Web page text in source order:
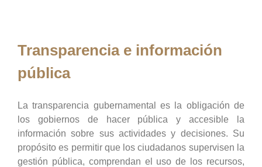
Transparencia e información
pública
La transparencia gubernamental es la obligación de
los gobiernos de hacer pública y accesible la
información sobre sus actividades y decisiones. Su
propósito es permitir que los ciudadanos supervisen la
gestión pública, comprendan el uso de los recursos,